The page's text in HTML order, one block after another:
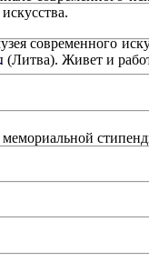
современного
Живет и